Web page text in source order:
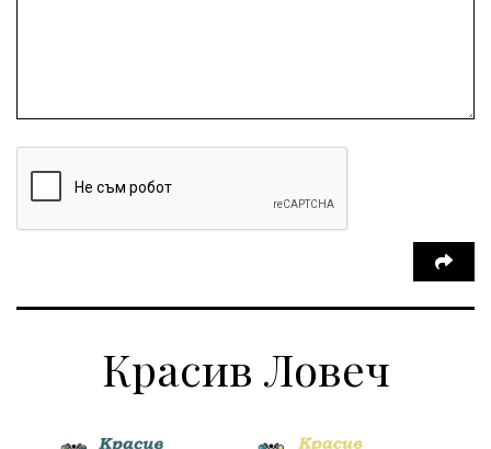
Красив Ловеч